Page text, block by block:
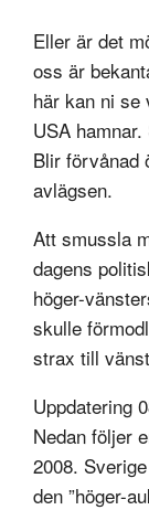
Eller är det
oss är
här kan ni se
USA
Blir förvånad
avlägsen.
Att smussla
dagens
höger-
skulle
strax till
Uppdatering
Nedan följer
2008.
den ”höger-